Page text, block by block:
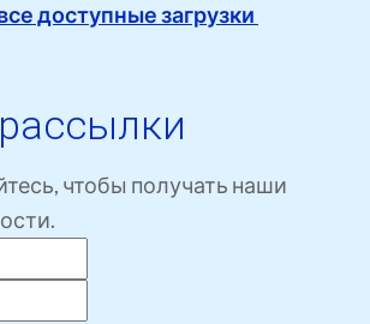
доступные загрузки
чтобы получать наши